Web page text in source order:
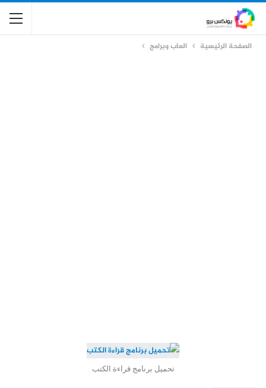
الصفحة الرئيسية العاب وبرامج
تحميل برنامج قراءة الكتب